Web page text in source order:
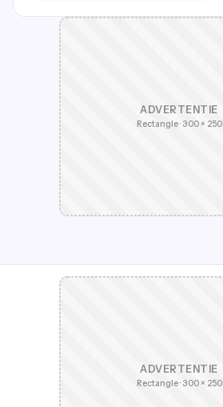
ADVERTENTIE
Rectangle · 300 × 250
ADVERTENTIE
Rectangle · 300 × 250